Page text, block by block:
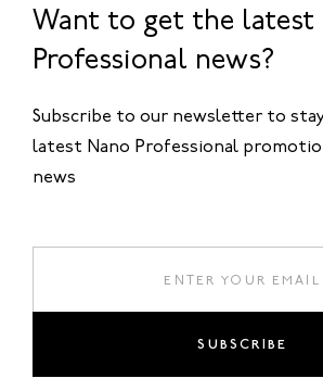
Want to get the latest
Professional news?
Subscribe to our newsletter to
latest Nano Professional
news
SUBSCRIBE